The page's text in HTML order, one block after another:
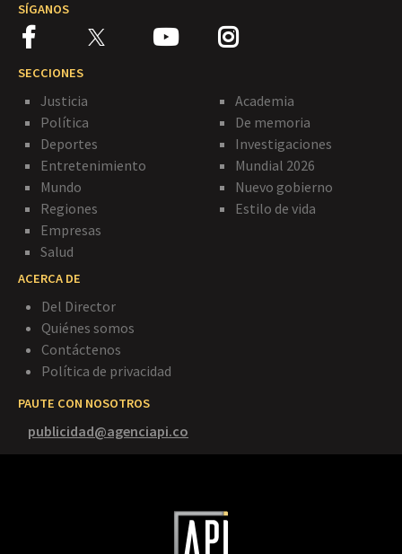
SÍGANOS
SECCIONES
Justicia
Política
Deportes
Entretenimiento
Mundo
Regiones
Empresas
Salud
Academia
De memoria
Investigaciones
Mundial 2026
Nuevo gobierno
Estilo de vida
ACERCA DE
Del Director
Quiénes somos
Contáctenos
Política de privacidad
PAUTE CON NOSOTROS
publicidad@agenciapi.co